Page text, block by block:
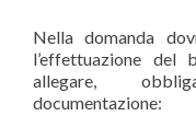
Nella domanda
l’effettuazione
allegare,
documentazione: